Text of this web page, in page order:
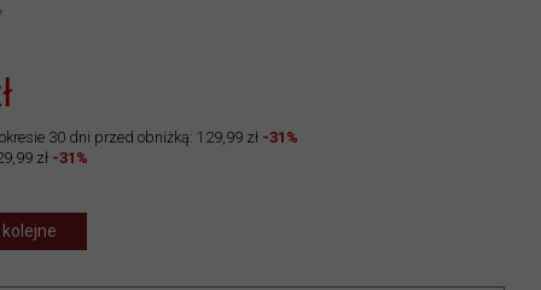
30 dni przed obniżką: 129,99 zł -31%
zł -31%